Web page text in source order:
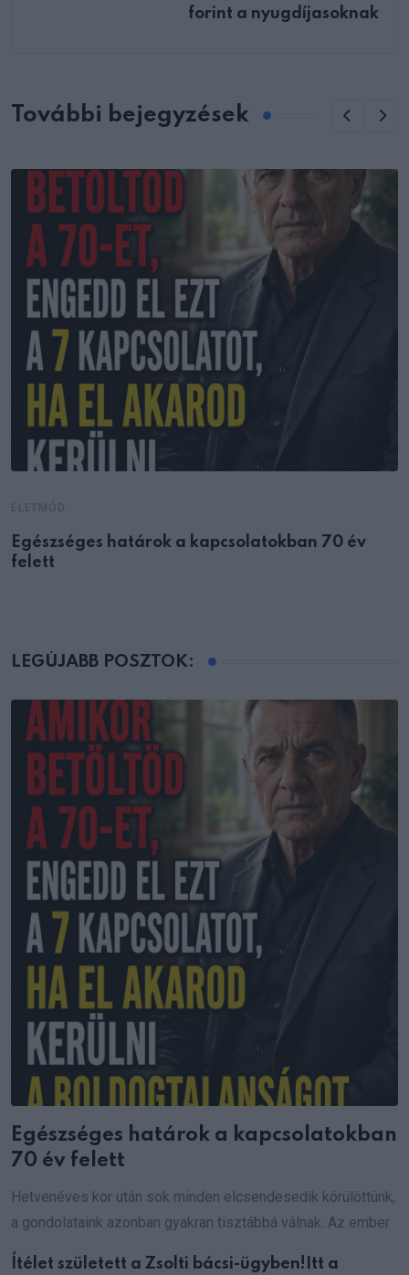
forint a nyugdíjasoknak
További bejegyzések
Egészséges határok a kapcsolatokban 70 év
felett
LEGÚJABB POSZTOK:
Egészséges határok a kapcsolatokban
70 év felett
Hetvenéves kor után sok minden elcsendesedik körülöttünk,
a gondolataink azonban gyakran tisztábbá válnak. Az ember
Ítélet született a Zsolti bácsi-ügyben!Itt a